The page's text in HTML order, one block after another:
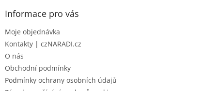
Informace pro vás
Moje objednávka
Kontakty | czNARADI.cz
O nás
Obchodní podmínky
Podmínky ochrany osobních údajů